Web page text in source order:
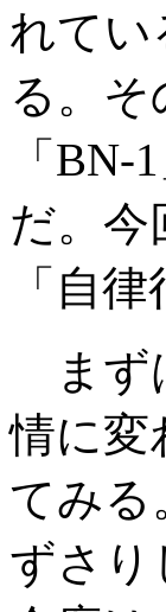
れてい
る。
「
だ。今
「自
まず
情に変
てみる
ずさり